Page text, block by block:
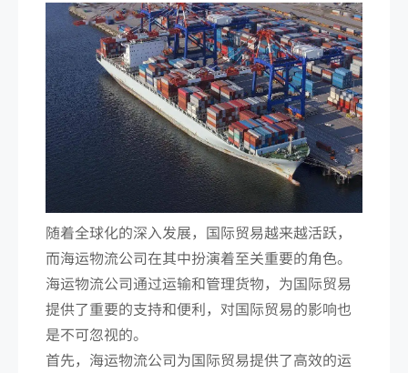
随着全球化的深入发展，国际贸易越来越活跃，
而海运物流公司在其中扮演着至关重要的角色。
海运物流公司通过运输和管理货物，为国际贸易
提供了重要的支持和便利，对国际贸易的影响也
是不可忽视的。
首先，海运物流公司为国际贸易提供了高效的运